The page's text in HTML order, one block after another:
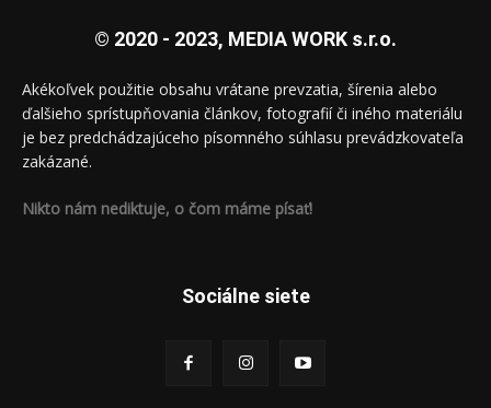
© 2020 - 2023, MEDIA WORK s.r.o.
Akékoľvek použitie obsahu vrátane prevzatia, šírenia alebo
ďalšieho sprístupňovania článkov, fotografií či iného materiálu
je bez predchádzajúceho písomného súhlasu prevádzkovateľa
zakázané.
Nikto nám nediktuje, o čom máme písať!
Sociálne siete